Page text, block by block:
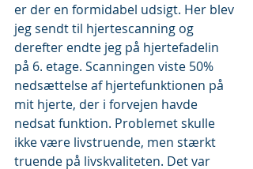
er der en formidabel udsigt. Her blev
jeg sendt til hjertescanning og
derefter endte jeg på hjertefadelin
på 6. etage. Scanningen viste 50%
nedsættelse af hjertefunktionen på
mit hjerte, der i forvejen havde
nedsat funktion. Problemet skulle
ikke være livstruende, men stærkt
truende på livskvaliteten. Det var